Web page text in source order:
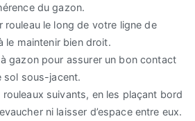
du gazon.
rouleau le long de votre ligne de
le maintenir bien droit.
gazon pour assurer un bon contact
sol sous-jacent.
rouleaux suivants, en les plaçant bord
ni laisser d’espace entre eux.